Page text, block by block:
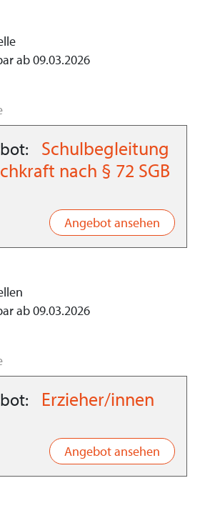
ab 09.03.2026
Schulbegleitung
nach § 72 SGB
Angebot ansehen
ab 09.03.2026
Erzieher/innen
Angebot ansehen